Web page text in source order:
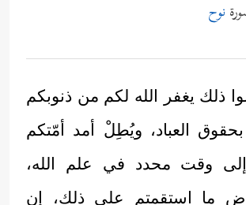
نوح
ذلك يغفر الله لكم من ذنوبكم
العباد، ويُطِلْ أمد أمّتكم
وقت محدد في علم الله،
ما استقمتم على ذلك، إن